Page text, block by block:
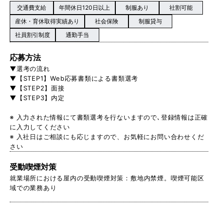
交通費支給 年間休日120日以上 制服あり
社割可能
産休・育休取得実績あり
社会保険
制服貸与
社員割引制度
通勤手当
応募方法
▼選考の流れ
▼【STEP1】Web応募書類による書類選考
▼【STEP2】面接
▼【STEP3】内定
※ 入力された情報にて書類選考を行ないますので､登録情報は正確
に入力してください
※ 入社日はご相談にも応じますので、お気軽にお問い合わせくだ
さい
受動喫煙対策
就業場所における屋内の受動喫煙対策：敷地内禁煙。喫煙可能区
域での業務あり